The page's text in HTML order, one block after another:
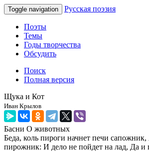
Toggle navigation Русская поэзия
Поэты
Темы
Годы творчества
Обсудить
Поиск
Полная версия
Щука и Кот
Иван Крылов
Басни О животных
Беда, коль пироги начнет печи сапожник,
пирожник: И дело не пойдет на лад, Да и